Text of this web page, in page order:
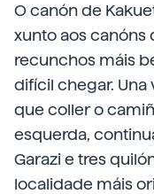
O canón de
xunto aos canóns
recunchos máis
difícil chegar. Una
que coller o
esquerda,
Garazi e tres
localidade máis